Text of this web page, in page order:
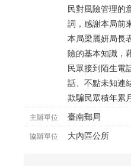
民對風險管理的
詞，感謝本局前
本局梁麗妍局長
險的基本知識，
民眾接到陌生電
話、不點未知連
欺騙民眾積年累
主辦單位 臺南郵局
協辦單位 大內區公所